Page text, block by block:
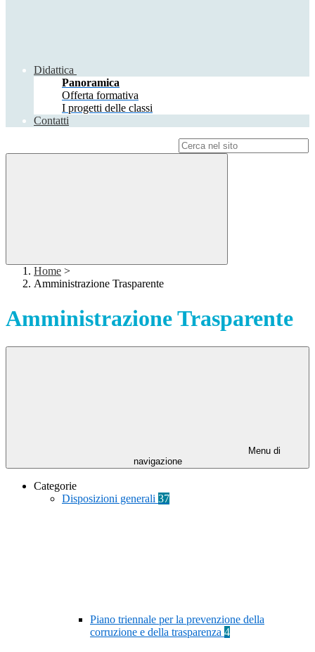
Didattica
Panoramica
Offerta formativa
I progetti delle classi
Contatti
Home >
Amministrazione Trasparente
Amministrazione Trasparente
Menu di
navigazione
Categorie
Disposizioni generali 37
Piano triennale per la prevenzione della
corruzione e della trasparenza 4